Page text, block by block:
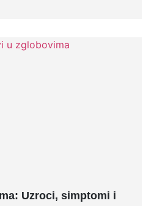
Uzroci, simptomi i